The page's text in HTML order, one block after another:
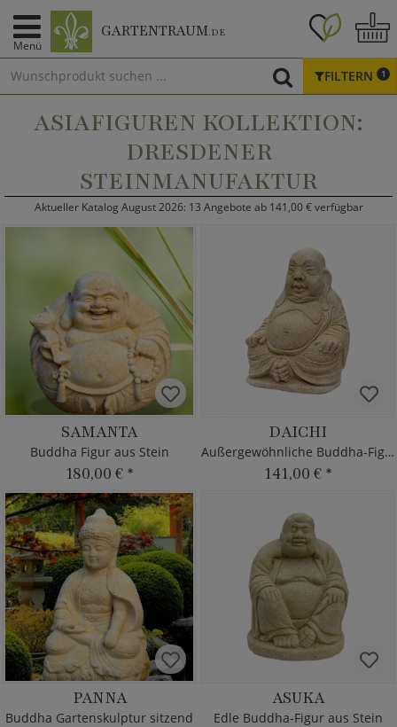
Menü
GARTENTRAUM.DE
FILTERN 1
ASIAFIGUREN KOLLEKTION:
DRESDENER
STEINMANUFAKTUR
Aktueller Katalog August 2026: 13 Angebote ab 141,00 € verfügbar
SAMANTA
Buddha Figur aus Stein
180,00 € *
DAICHI
Außergewöhnliche Buddha-Figur
141,00 € *
PANNA
Buddha Gartenskulptur sitzend
ASUKA
Edle Buddha-Figur aus Stein